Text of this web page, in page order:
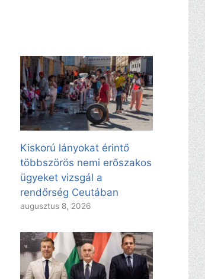
Kiskorú lányokat érintő
többszörös nemi erőszakos
ügyeket vizsgál a
rendőrség Ceutában
augusztus 8, 2026